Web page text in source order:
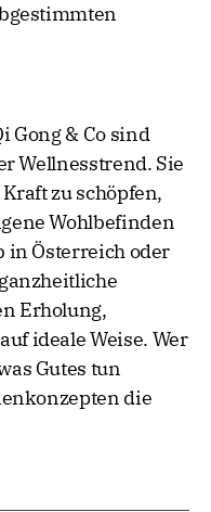
Gong & Co sind
Wellnesstrend. Sie
zu schöpfen,
Wohlbefinden
in Österreich oder
Erholung,
ideale Weise. Wer
Gutes tun
die